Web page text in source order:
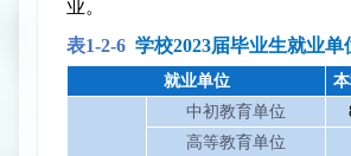
业。
表1-2-6 学校2023届毕业生就业单
就业单位
中初教育单位
高等教育单位